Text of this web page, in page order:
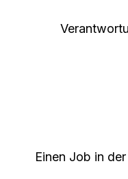
Einen Job in